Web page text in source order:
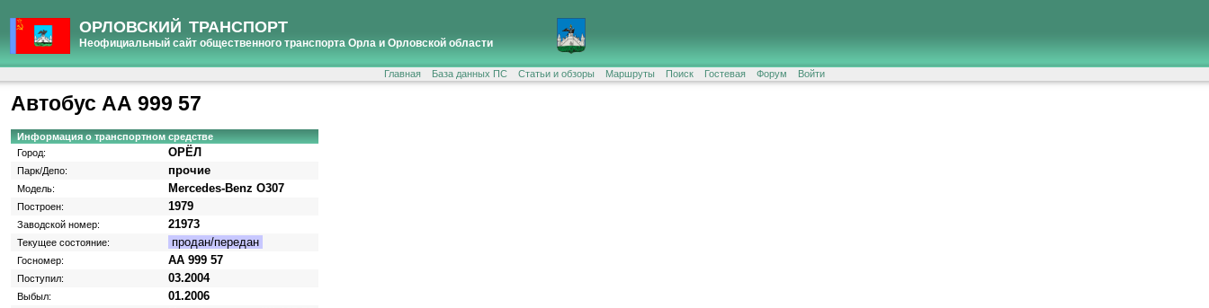
ОРЛОВСКИЙ ТРАНСПОРТ
Неофициальный сайт общественного транспорта Орла и Орловской области
Главная База данных ПС Статьи и обзоры Маршруты Поиск Гостевая Форум Войти
Автобус АА 999 57
Информация о транспортном средстве
Город:
ОРЁЛ
Парк/Депо: прочие
Модель: Mercedes-Benz O307
Построен: 1979
Заводской номер: 21973
Текущее состояние: продан/передан
Госномер: АА 999 57
Поступил: 03.2004
Выбыл: 01.2006